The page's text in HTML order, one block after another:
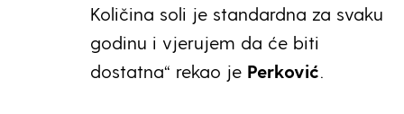
Količina soli je standardna za svaku
godinu i vjerujem da će biti
dostatna“ rekao je Perković